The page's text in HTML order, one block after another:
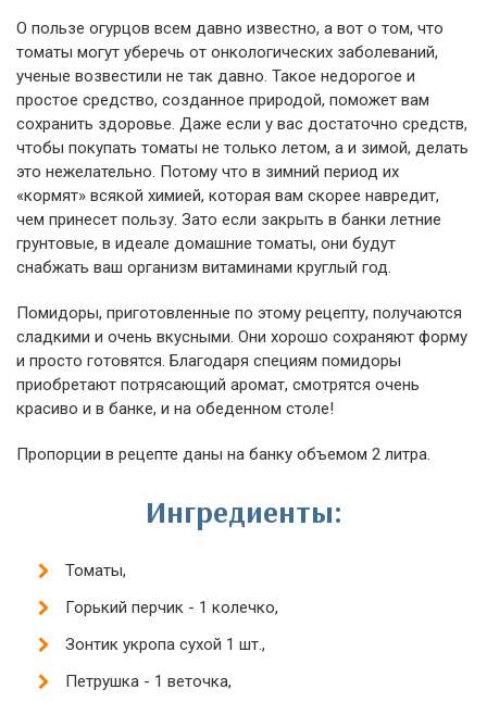
О пользе огурцов всем давно известно, а вот о том, что
томаты могут уберечь от онкологических заболеваний,
ученые возвестили не так давно. Такое недорогое и
простое средство, созданное природой, поможет вам
сохранить здоровье. Даже если у вас достаточно средств,
чтобы покупать томаты не только летом, а и зимой, делать
это нежелательно. Потому что в зимний период их
«кормят» всякой химией, которая вам скорее навредит,
чем принесет пользу. Зато если закрыть в банки летние
грунтовые, в идеале домашние томаты, они будут
снабжать ваш организм витаминами круглый год.
Помидоры, приготовленные по этому рецепту, получаются
сладкими и очень вкусными. Они хорошо сохраняют форму
и просто готовятся. Благодаря специям помидоры
приобретают потрясающий аромат, смотрятся очень
красиво и в банке, и на обеденном столе!
Пропорции в рецепте даны на банку объемом 2 литра.
Ингредиенты:
Томаты,
Горький перчик - 1 колечко,
Зонтик укропа сухой 1 шт.,
Петрушка - 1 веточка,